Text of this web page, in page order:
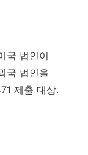
국 법인이
국 법인을
제출 대상.